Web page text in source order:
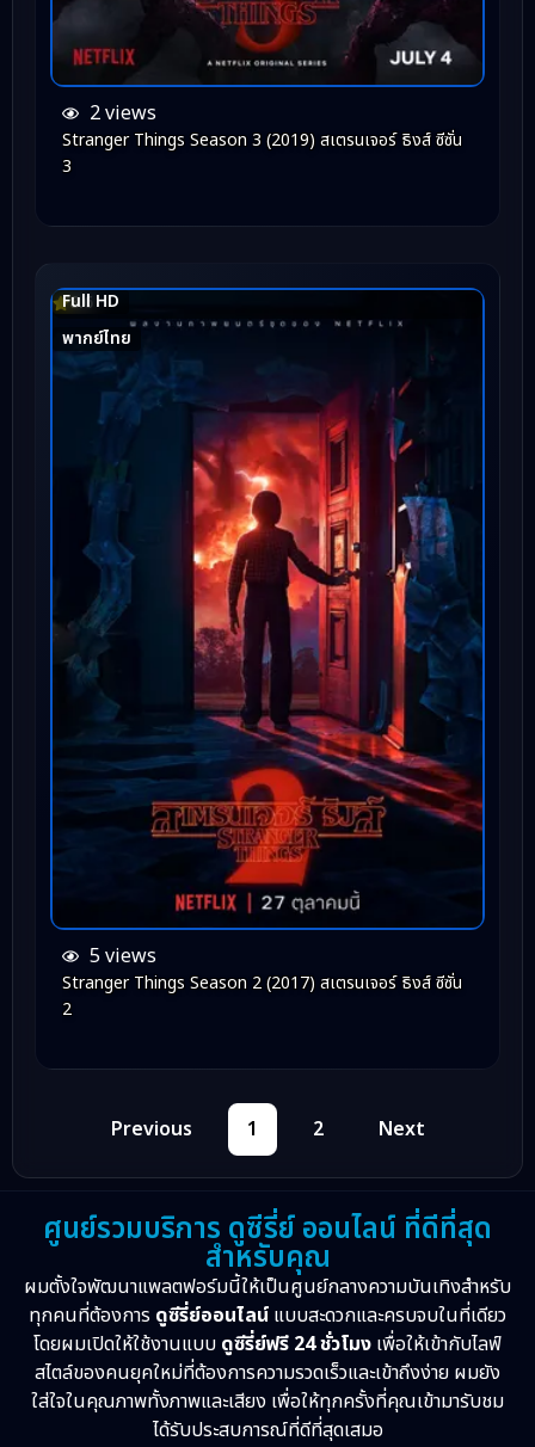
2 views
Stranger Things Season 3 (2019) สเตรนเจอร์ ธิงส์ ซีซั่น
3
Full HD
พากย์ไทย
8.6
5 views
Stranger Things Season 2 (2017) สเตรนเจอร์ ธิงส์ ซีซั่น
2
Previous 1 2 Next
ศูนย์รวมบริการ ดูซีรี่ย์ ออนไลน์ ที่ดีที่สุด
สำหรับคุณ
ผมตั้งใจพัฒนาแพลตฟอร์มนี้ให้เป็นศูนย์กลางความบันเทิงสำหรับ
ทุกคนที่ต้องการ ดูซีรี่ย์ออนไลน์ แบบสะดวกและครบจบในที่เดียว
โดยผมเปิดให้ใช้งานแบบ ดูซีรี่ย์ฟรี 24 ชั่วโมง เพื่อให้เข้ากับไลฟ์
สไตล์ของคนยุคใหม่ที่ต้องการความรวดเร็วและเข้าถึงง่าย ผมยัง
ใส่ใจในคุณภาพทั้งภาพและเสียง เพื่อให้ทุกครั้งที่คุณเข้ามารับชม
ได้รับประสบการณ์ที่ดีที่สุดเสมอ